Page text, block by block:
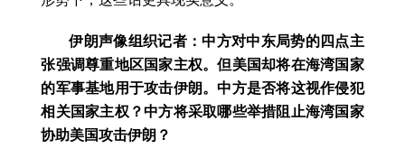
伊朗声像组织记者：中方对中东局势的四点主
张强调尊重地区国家主权。但美国却将在海湾国家
的军事基地用于攻击伊朗。中方是否将这视作侵犯
相关国家主权？中方将采取哪些举措阻止海湾国家
协助美国攻击伊朗？